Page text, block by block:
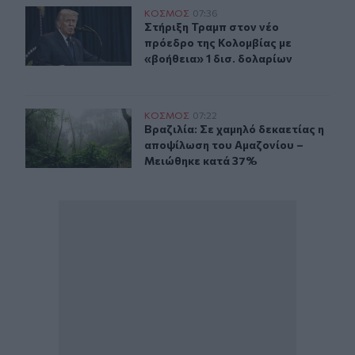
Στήριξη Τραμπ στον νέο πρόεδρο της Κολομβίας με
ΚΟΣΜΟΣ 07:36
Στήριξη Τραμπ στον νέο πρόεδρο
Στήριξη Τραμπ στον νέο
πρόεδρο της Κολομβίας με
«βοήθεια» 1 δισ. δολαρίων
Βραζιλία: Σε χαμηλό δεκαετίας η αποψίλωση του
ΚΟΣΜΟΣ 07:22
Βραζιλία: Σε χαμηλό δεκαετίας η
Βραζιλία: Σε χαμηλό δεκαετίας η
αποψίλωση του Αμαζονίου –
Μειώθηκε κατά 37%